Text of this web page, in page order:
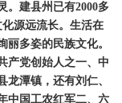
。建县州已有2000多
源远流长。生活在
多姿的民族文化。
党创始人之一、中
龙潭镇，还有刘仁、
中国工农红军二、六